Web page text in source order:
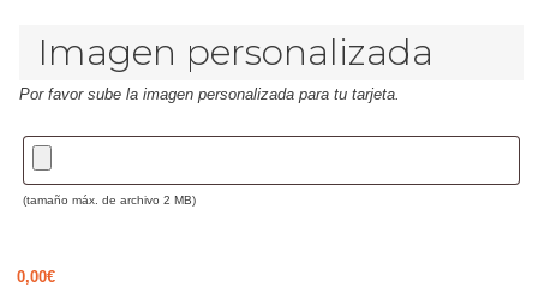
Imagen personalizada
Por favor sube la imagen personalizada para tu tarjeta.
(tamaño máx. de archivo 2 MB)
0,00€